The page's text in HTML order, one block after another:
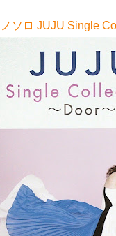
ノソロ JUJU Single